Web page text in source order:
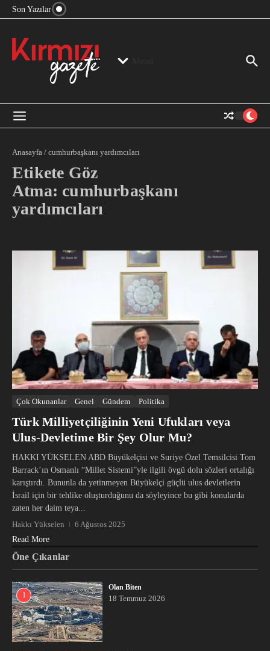
İçeriğe atla
Son Yazılar
“Mutlak Butlan” ve Bir Kez Daha Rejimin “Kendinden
Anasayfa / cumhurbaşkanı yardımcıları
Etikete Göz
Atma: cumhurbaşkanı
yardımcıları
Çok Okunanlar Genel Gündem Politika
Türk Milliyetçiliğinin Yeni Ufukları veya
Ulus-Devletime Bir Şey Olur Mu?
HAKKI YÜKSELEN ABD Büyükelçisi ve Suriye Özel Temsilcisi Tom
Barrack’ın Osmanlı “Millet Sistemi”yle ilgili övgü dolu sözleri ortalığı
karıştırdı. Bununla da yetinmeyen Büyükelçi güçlü ulus devletlerin
İsrail için bir tehlike oluşturduğunu da söyleyince bu gibi konularda
zaten her daim teya...
Hakkı Yükselen
6 Ağustos 2025
Read More
Öne Çıkanlar
1
Olan Biten
18 Temmuz 2026